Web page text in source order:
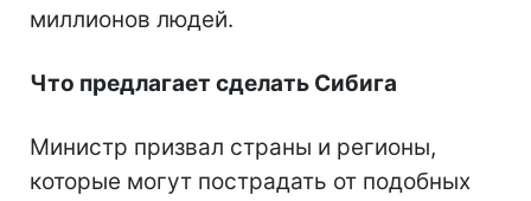
миллионов людей.
Что предлагает сделать Сибига
Министр призвал страны и регионы,
которые могут пострадать от подобных